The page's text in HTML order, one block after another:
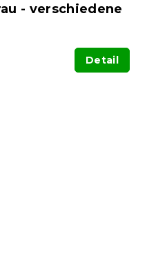
- verschiedene
Detail